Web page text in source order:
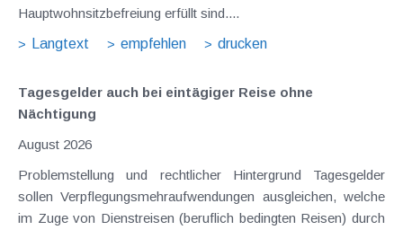
Hauptwohnsitzbefreiung erfüllt sind....
Langtext
empfehlen drucken
Tagesgelder auch bei eintägiger Reise ohne
Nächtigung
August 2026
Problemstellung und rechtlicher Hintergrund Tagesgelder
sollen Verpflegungsmehraufwendungen ausgleichen, welche
im Zuge von Dienstreisen (beruflich bedingten Reisen) durch